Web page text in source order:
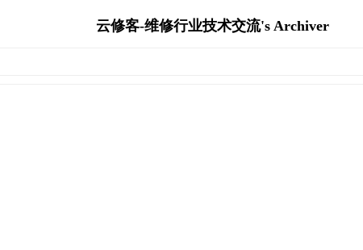
云修客-维修行业技术交流's Archiver